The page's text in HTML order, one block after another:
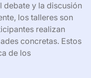
debate y la discusión
los talleres son
realizan
concretas. Estos
de los